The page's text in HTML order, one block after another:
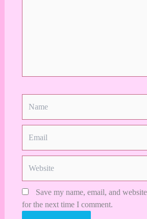
Save my name, email, and
for the next time I comment.